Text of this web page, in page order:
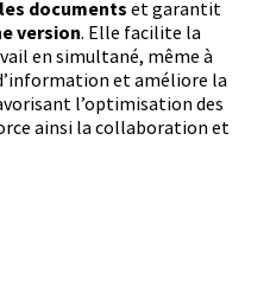
documents et garantit
version. Elle facilite la
en simultané, même à
et améliore la
l’optimisation des
ainsi la collaboration et